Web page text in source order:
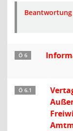
Beantwortung
Ö 6
Ö 6.1